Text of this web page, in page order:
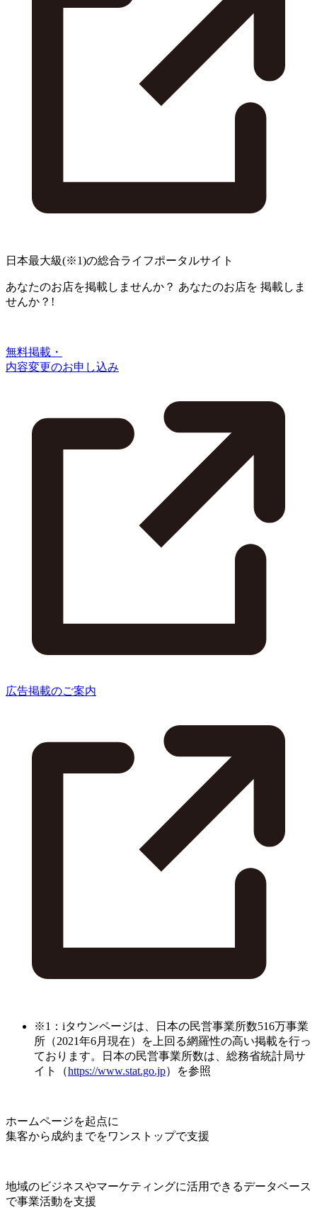
日本最大級(※1)の総合ライフポータルサイト
あなたのお店を掲載しませんか？ あなたのお店を 掲載しま
せんか？!
無料掲載・
内容変更のお申し込み
広告掲載のご案内
※1：iタウンページは、日本の民営事業所数516万事業
所（2021年6月現在）を上回る網羅性の高い掲載を行っ
ております。日本の民営事業所数は、総務省統計局サ
イト（https://www.stat.go.jp）を参照
ホームページを起点に
集客から成約までをワンストップで支援
地域のビジネスやマーケティングに活用できるデータベース
で事業活動を支援